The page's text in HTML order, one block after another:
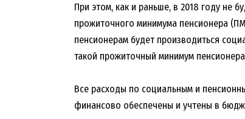
При этом, как и раньше, в 2018 году не
прожиточного минимума пенсионера
пенсионерам будет производиться
такой прожиточный минимум
Все расходы по социальным и
финансово обеспечены и учтены в